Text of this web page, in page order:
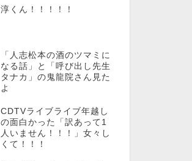
淳くん！！！！！
「人志松本の酒のツマミに
なる話」と「呼び出し先生
タナカ」の鬼龍院さん見た
よ
CDTVライブライブ年越し
の面白かった「訳あって1
人いません！！！」女々し
くて！！！